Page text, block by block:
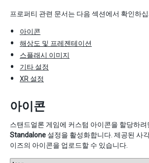
프로퍼티 관련 문서는 다음 섹션에서 확인하십
아이콘
해상도 및 프레젠테이션
스플래시 이미지
기타 설정
XR 설정
아이콘
스탠드얼론 게임에 커스텀 아이콘을 할당하려
Standalone 설정을 활성화합니다. 제공된 사
이즈의 아이콘을 업로드할 수 있습니다.